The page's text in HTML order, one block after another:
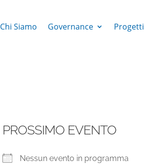
Chi Siamo Governance Progetti
PROSSIMO EVENTO
Nessun evento in programma